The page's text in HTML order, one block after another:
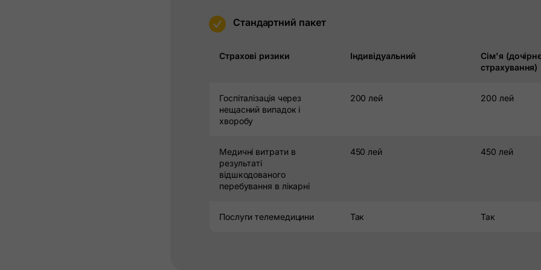
Страхування майна (PAD та додатково)
Для особистого кредиту
Страхування нерухомості (PAD і необов'язково)
RCA Insurance
m Стандартний пакет
Страхові ризики Індивідуальний
Сім'я
страхування)
Госпіталізація через
нещасний випадок і
хворобу
200 лей 200 лей
Медичні витрати в
результаті
відшкодованого
перебування в лікарні
450 лей 450 лей
Послуги телемедицини Так Так